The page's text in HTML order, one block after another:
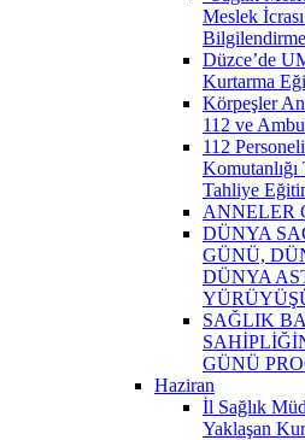
Meslek
Bilgilendirme
Düzce’de
Kurtarma
Körpeşler
112 ve
112
Komutanlığı
Tahliye
ANNELER
DÜNYA
GÜNÜ,
DÜNYA
SAĞLIK
GÜNÜ
Haziran
İl Sağlık
Yaklaşan